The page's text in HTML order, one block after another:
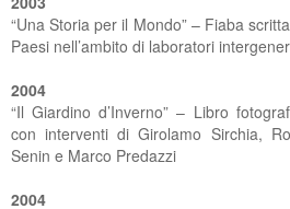
“Una Storia per il Mondo” – Fiaba
Paesi nell’ambito di laboratori
2004
“Il Giardino d’Inverno” – Libro
con interventi di Girolamo Sirchia,
Senin e Marco Predazzi
2004